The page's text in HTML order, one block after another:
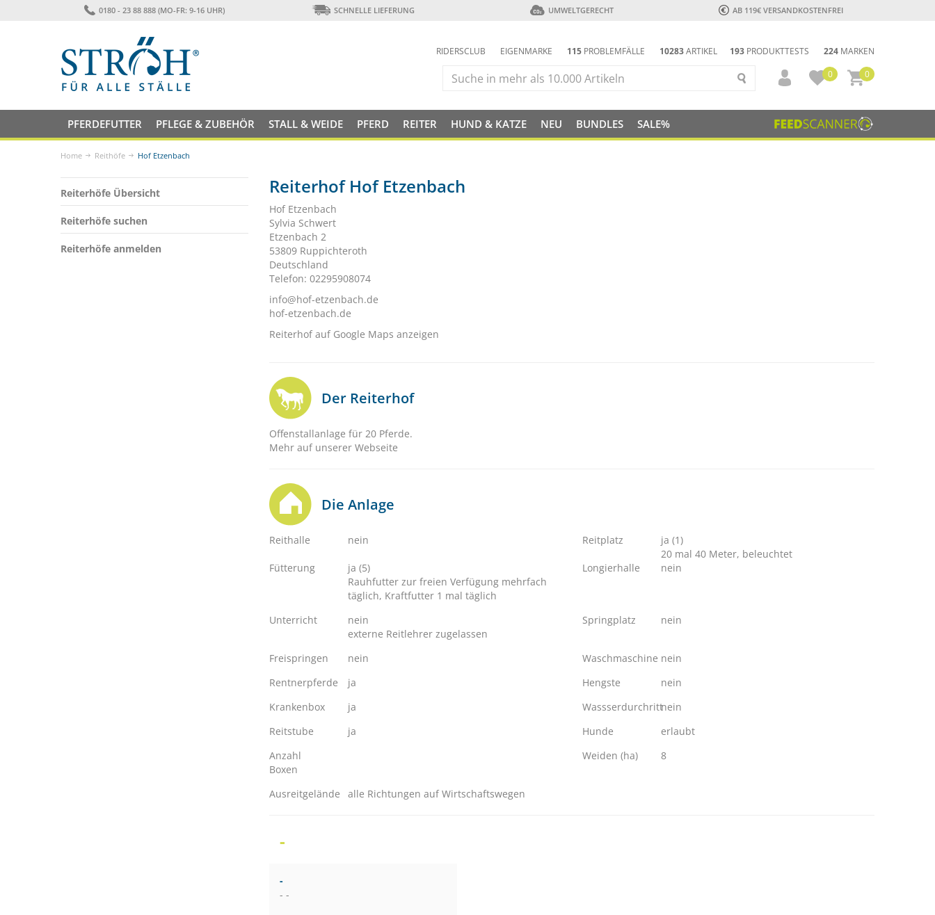
0180 - 23 88 888 (MO-FR: 9-16 UHR) SCHNELLE LIEFERUNG UMWELTGERECHT AB 119€ VERSANDKOSTENFREI
193 PRODUKTTESTS 224 MARKEN
RIDERSCLUB EIGENMARKE 115 PROBLEMFÄLLE 10283ARTIKEL
0
0
PFERDEFUTTER PFLEGE & ZUBEHÖR STALL & WEIDE PFERD REITER HUND & KATZE NEU BUNDLES SALE%
Home Reithöfe Hof Etzenbach
Reiterhöfe Übersicht
Reiterhöfe suchen
Reiterhöfe anmelden
Reiterhof Hof Etzenbach
Hof Etzenbach
Sylvia Schwert
Etzenbach 2
53809 Ruppichteroth
Deutschland
Telefon: 02295908074
info@hof-etzenbach.de
hof-etzenbach.de
Reiterhof auf Google Maps anzeigen
Der Reiterhof
Offenstallanlage für 20 Pferde.
Mehr auf unserer Webseite
Die Anlage
Reithalle nein Reitplatz
ja (1)
20 mal 40 Meter, beleuchtet
Fütterung
ja (5)
Rauhfutter zur freien Verfügung mehrfach
täglich, Kraftfutter 1 mal täglich
Longierhalle nein
Unterricht
nein
externe Reitlehrer zugelassen
Springplatz nein
Freispringen nein Waschmaschine nein
Rentnerpferde
ja Hengste
nein
Krankenbox
ja Wassserdurchrittnein
Reitstube
ja Hunde
erlaubt
Anzahl
Boxen
Weiden (ha) 8
Ausreitgelände alle Richtungen auf Wirtschaftswegen
-
-
- -